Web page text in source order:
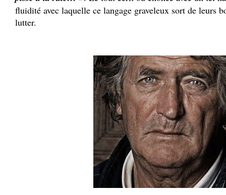
fluidité avec laquelle ce langage graveleux sort de leurs
lutter.